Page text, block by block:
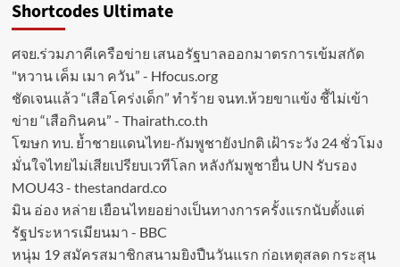
Shortcodes Ultimate
ศจย.ร่วมภาคีเครือข่าย เสนอรัฐบาลออกมาตรการเข้มสกัด
"หวาน เค็ม เมา ควัน” - Hfocus.org
ชัดเจนแล้ว “เสือโคร่งเด็ก” ทำร้าย จนท.ห้วยขาแข้ง ชี้ไม่เข้า
ข่าย “เสือกินคน” - Thairath.co.th
โฆษก ทบ. ย้ำชายแดนไทย-กัมพูชายังปกติ เฝ้าระวัง 24 ชั่วโมง
มั่นใจไทยไม่เสียเปรียบเวทีโลก หลังกัมพูชายื่น UN รับรอง
MOU43 - thestandard.co
มิน อ่อง หล่าย เยือนไทยอย่างเป็นทางการครั้งแรกนับตั้งแต่
รัฐประหารเมียนมา - BBC
หนุ่ม 19 สมัครสมาชิกสนามยิงปืนวันแรก ก่อเหตุสลด กระสุน